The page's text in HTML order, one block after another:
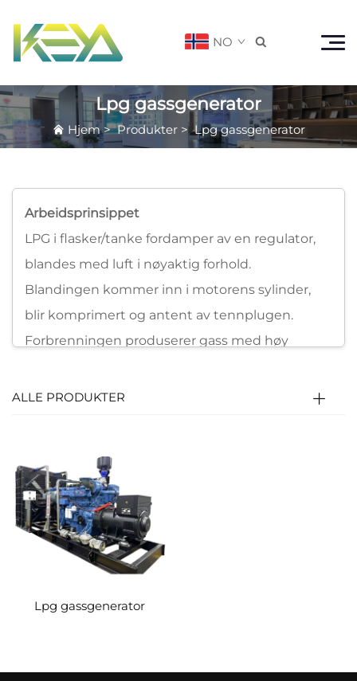
NO 
Lpg gassgenerator
Hjem>Produkter>Lpg gassgenerator
Arbeidsprinsippet
LPG i flasker/tanke fordamper av en regulator,
blandes med luft i nøyaktig forhold.
Blandingen kommer inn i motorens sylinder,
blir komprimert og antent av tennplugen.
Forbrenningen produserer gass med høy
driver vridakselen (termisk→mekanisk energi).
energi); kontrollenhet regulerer hastighet,
spenning og sikkerhet.
ALLE PRODUKTER
Lpg gassgenerator